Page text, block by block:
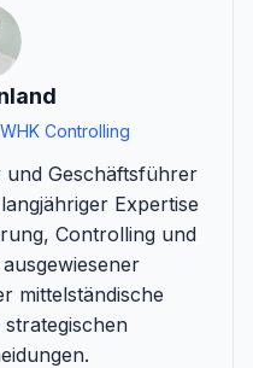
Controlling
und Geschäftsführer
Expertise
Controlling und
mittelständische